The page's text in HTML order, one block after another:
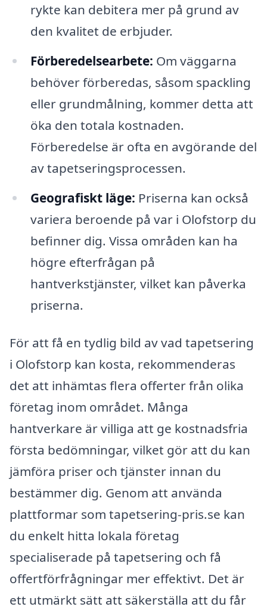
rykte kan debitera mer på grund av
den kvalitet de erbjuder.
Förberedelsearbete: Om väggarna
behöver förberedas, såsom spackling
eller grundmålning, kommer detta att
öka den totala kostnaden.
Förberedelse är ofta en avgörande del
av tapetseringsprocessen.
Geografiskt läge: Priserna kan också
variera beroende på var i Olofstorp du
befinner dig. Vissa områden kan ha
högre efterfrågan på
hantverkstjänster, vilket kan påverka
priserna.
För att få en tydlig bild av vad tapetsering
i Olofstorp kan kosta, rekommenderas
det att inhämtas flera offerter från olika
företag inom området. Många
hantverkare är villiga att ge kostnadsfria
första bedömningar, vilket gör att du kan
jämföra priser och tjänster innan du
bestämmer dig. Genom att använda
plattformar som tapetsering-pris.se kan
du enkelt hitta lokala företag
specialiserade på tapetsering och få
offertförfrågningar mer effektivt. Det är
ett utmärkt sätt att säkerställa att du får